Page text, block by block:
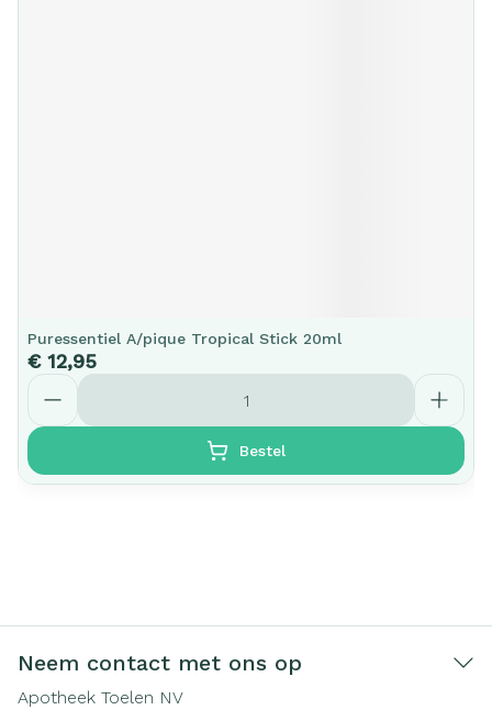
Puressentiel A/pique Tropical Stick 20ml
€ 12,95
Aantal
Bestel
Neem contact met ons op
Apotheek Toelen NV